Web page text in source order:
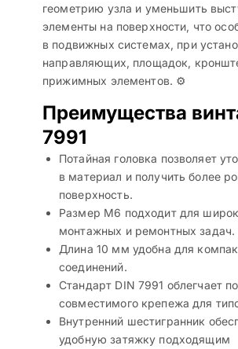
геометрию узла и уменьшить
элементы на поверхности, что
в подвижных системах, при
направляющих, площадок,
прижимных элементов. ⚙️
Преимущества
7991
Потайная головка позволяет
в материал и получить более
поверхность.
Размер М6 подходит для
монтажных и ремонтных задач.
Длина 10 мм удобна для
соединений.
Стандарт DIN 7991 облегчает
совместимого крепежа для
Внутренний шестигранник
удобную затяжку подходящим